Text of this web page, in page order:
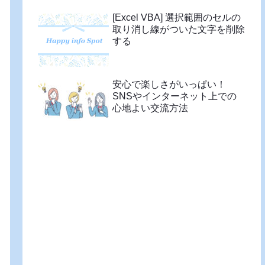
[Excel VBA] 選択範囲のセルの
取り消し線がついた文字を削除
する
安心で楽しさがいっぱい！
SNSやインターネット上での
心地よい交流方法